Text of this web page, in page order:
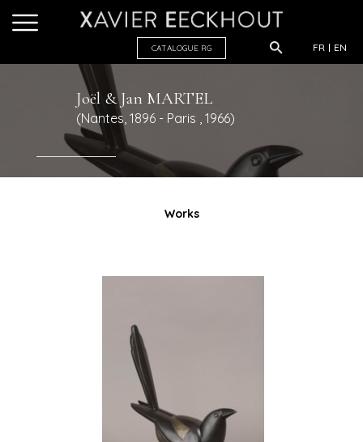
FR EN
CATALOGUE RG
Joël & Jan MARTEL
(Nantes, 1896 - Paris , 1966)
Works